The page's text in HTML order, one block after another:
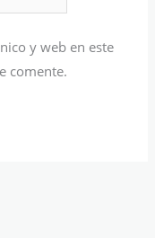
y web en este
comente.